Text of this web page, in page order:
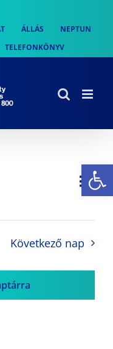
ÁLLÁS
NEPTUN
TELEFONKÖNYV
Nap
Következő nap